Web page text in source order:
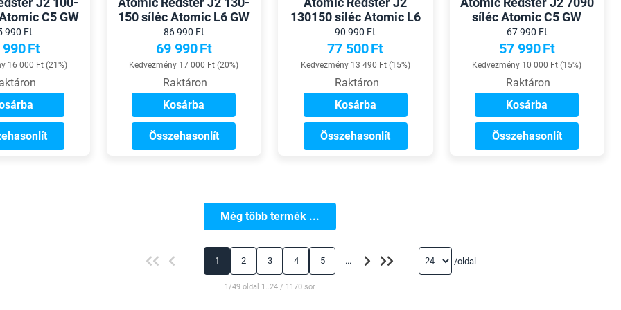
C5 GW
990 Ft
990Ft
16 000 Ft (21%)
150 síléc Atomic L6 GW
kötéssel
86 990 Ft
69 990Ft
Kedvezmény 17 000 Ft (20%)
Raktáron
Kosárba
Összehasonlít
130150 síléc Atomic L6
GW kötéssel
90 990 Ft
77 500Ft
Kedvezmény 13 490 Ft (15%)
Raktáron
Kosárba
Összehasonlít
síléc Atomic C5 GW
kötéssel
67 990 Ft
57 990Ft
Kedvezmény 10 000 Ft (15%)
Raktáron
Kosárba
Összehasonlít
Még több termék ...
1 2 3 4 5 ...
1/49 oldal 1..24 / 1170 sor
/oldal